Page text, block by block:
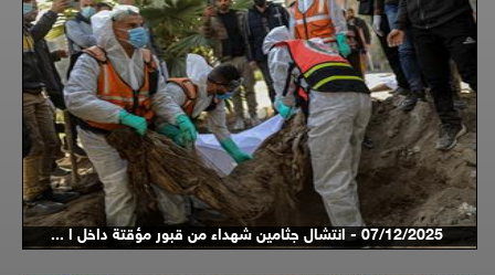
07/12/2025 - انتشال جثامين شهداء من قبور مؤقتة داخل ا ...